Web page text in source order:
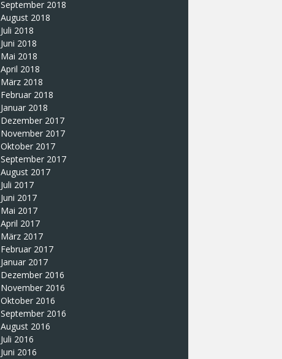
September 2018
August 2018
Juli 2018
Juni 2018
Mai 2018
April 2018
März 2018
Februar 2018
Januar 2018
Dezember 2017
November 2017
Oktober 2017
September 2017
August 2017
Juli 2017
Juni 2017
Mai 2017
April 2017
März 2017
Februar 2017
Januar 2017
Dezember 2016
November 2016
Oktober 2016
September 2016
August 2016
Juli 2016
Juni 2016